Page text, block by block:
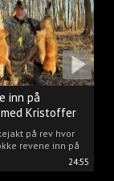
24:55
inn på
Kristoffer
på rev hvor
revene inn på